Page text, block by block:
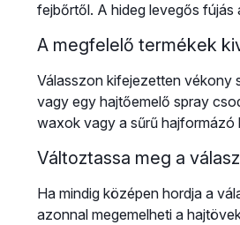
fejbőrtől. A hideg levegős fújás
A megfelelő termékek
Válasszon kifejezetten vékony
vagy egy hajtőemelő spray
waxok vagy a sűrű hajformázó
Változtassa meg a
Ha mindig középen hordja a
azonnal megemelheti a